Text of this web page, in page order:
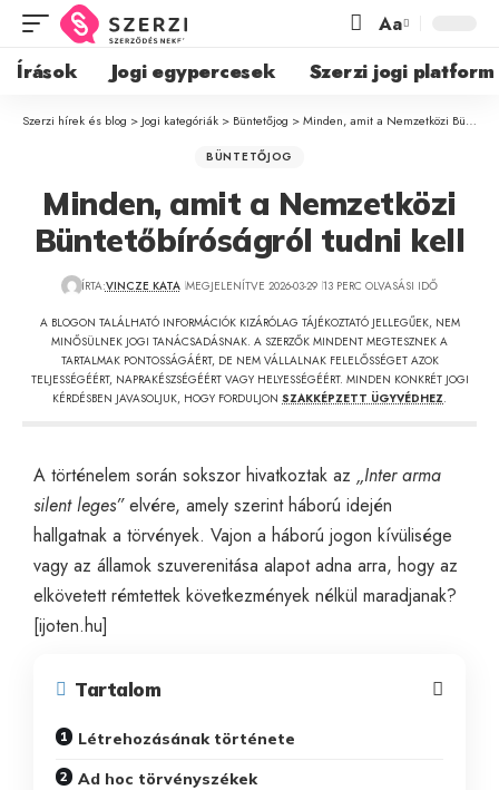
Aa
Írások Jogi egypercesek Szerzi jogi platform
Szerzi hírek és blog > Jogi kategóriák > Büntetőjog >Minden, amit a Nemzetközi Büntetőbíróságról tudni kell
BÜNTETŐJOG
Minden, amit a Nemzetközi
Büntetőbíróságról tudni kell
ÍRTA:VINCZE KATA MEGJELENÍTVE 2026-03-29 13 PERC OLVASÁSI IDŐ
A BLOGON TALÁLHATÓ INFORMÁCIÓK KIZÁRÓLAG TÁJÉKOZTATÓ JELLEGŰEK, NEM
MINŐSÜLNEK JOGI TANÁCSADÁSNAK. A SZERZŐK MINDENT MEGTESZNEK A
TARTALMAK PONTOSSÁGÁÉRT, DE NEM VÁLLALNAK FELELŐSSÉGET AZOK
TELJESSÉGÉÉRT, NAPRAKÉSZSÉGÉÉRT VAGY HELYESSÉGÉÉRT. MINDEN KONKRÉT JOGI
KÉRDÉSBEN JAVASOLJUK, HOGY FORDULJON SZAKKÉPZETT ÜGYVÉDHEZ.
A történelem során sokszor hivatkoztak az „Inter arma
silent leges”elvére, amely szerint háború idején
hallgatnak a törvények. Vajon a háború jogon kívülisége
vagy az államok szuverenitása alapot adna arra, hogy az
elkövetett rémtettek következmények nélkül maradjanak?
[ijoten.hu]
Tartalom
Létrehozásának története
Ad hoc törvényszékek